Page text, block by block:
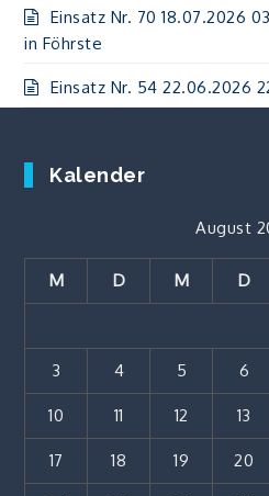
Einsatz Nr. 70 18.07.2026
in Föhrste
Einsatz Nr. 54 22.06.2026
Kalender
August
M D M D
3 4 5 6
10 11 12 13
17 18 19 20